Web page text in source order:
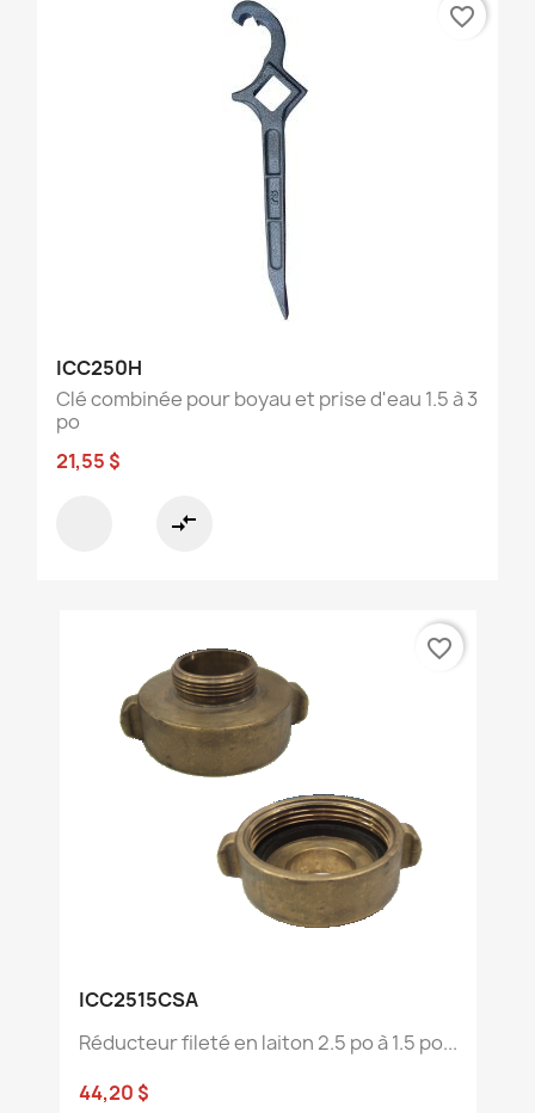
ICC250H
Clé combinée pour boyau et prise d'eau 1.5 à 3
po
21,55 $
compare_arrows
favorite_border
ICC2515CSA
Réducteur fileté en laiton 2.5 po à 1.5 po...
44,20 $
favorite_border